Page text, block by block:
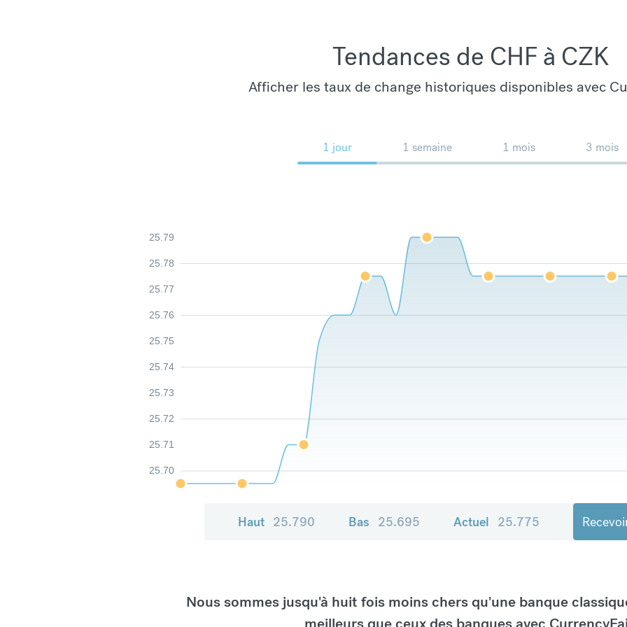
Tendances de CHF à CZK
Afficher les taux de change historiques disponibles avec
1 jour 1 semaine 1 mois 3 mois
25.70
25.71
25.72
25.73
25.74
25.75
25.76
25.77
25.78
25.79
Haut 25.790 Bas 25.695 Actuel 25.775
Nous sommes jusqu'à huit fois moins chers qu'une banque
meilleurs que ceux des banques avec